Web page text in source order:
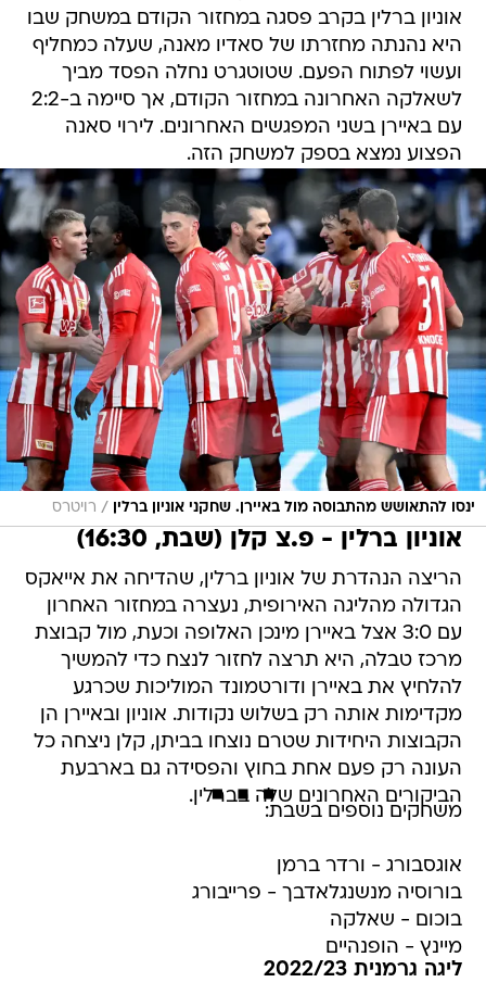
אוניון ברלין בקרב פסגה במחזור הקודם במשחק שבו
היא נהנתה מחזרתו של סאדיו מאנה, שעלה כמחליף
ועשוי לפתוח הפעם. שטוטגרט נחלה הפסד מביך
לשאלקה האחרונה במחזור הקודם, אך סיימה ב-2:2
עם באיירן בשני המפגשים האחרונים. לירוי סאנה
הפצוע נמצא בספק למשחק הזה.
ינסו להתאושש מהתבוסה מול באיירן. שחקני אוניון ברלין / רויטרס
אוניון ברלין - פ.צ קלן (שבת, 16:30)
הריצה הנהדרת של אוניון ברלין, שהדיחה את אייאקס
הגדולה מהליגה האירופית, נעצרה במחזור האחרון
עם 3:0 אצל באיירן מינכן האלופה וכעת, מול קבוצת
מרכז טבלה, היא תרצה לחזור לנצח כדי להמשיך
להלחיץ את באיירן ודורטמונד המוליכות שכרגע
מקדימות אותה רק בשלוש נקודות. אוניון ובאיירן הן
הקבוצות היחידות שטרם נוצחו בביתן, קלן ניצחה כל
העונה רק פעם אחת בחוץ והפסידה גם בארבעת
הביקורים האחרונים שלה בברלין.
משחקים נוספים בשבת:
אוגסבורג - ורדר ברמן
בורוסיה מנשנגלאדבך - פרייבורג
בוכום - שאלקה
מיינץ - הופנהיים
ליגה גרמנית 2022/23